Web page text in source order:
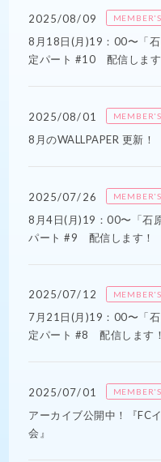
2025/08/09
8月18日(月)19：00〜「
定パート #10 配信します
2025/08/01
8月のWALLPAPER 更新！
2025/07/26
8月4日(月)19：00〜「石
パート #9 配信します！
2025/07/12
7月21日(月)19：00〜「
定パート #8 配信します！
2025/07/01
アーカイブ公開中！『FC
会』